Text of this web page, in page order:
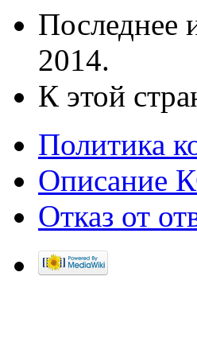
Последнее
2014.
К этой
Политика
Описание
Отказ от